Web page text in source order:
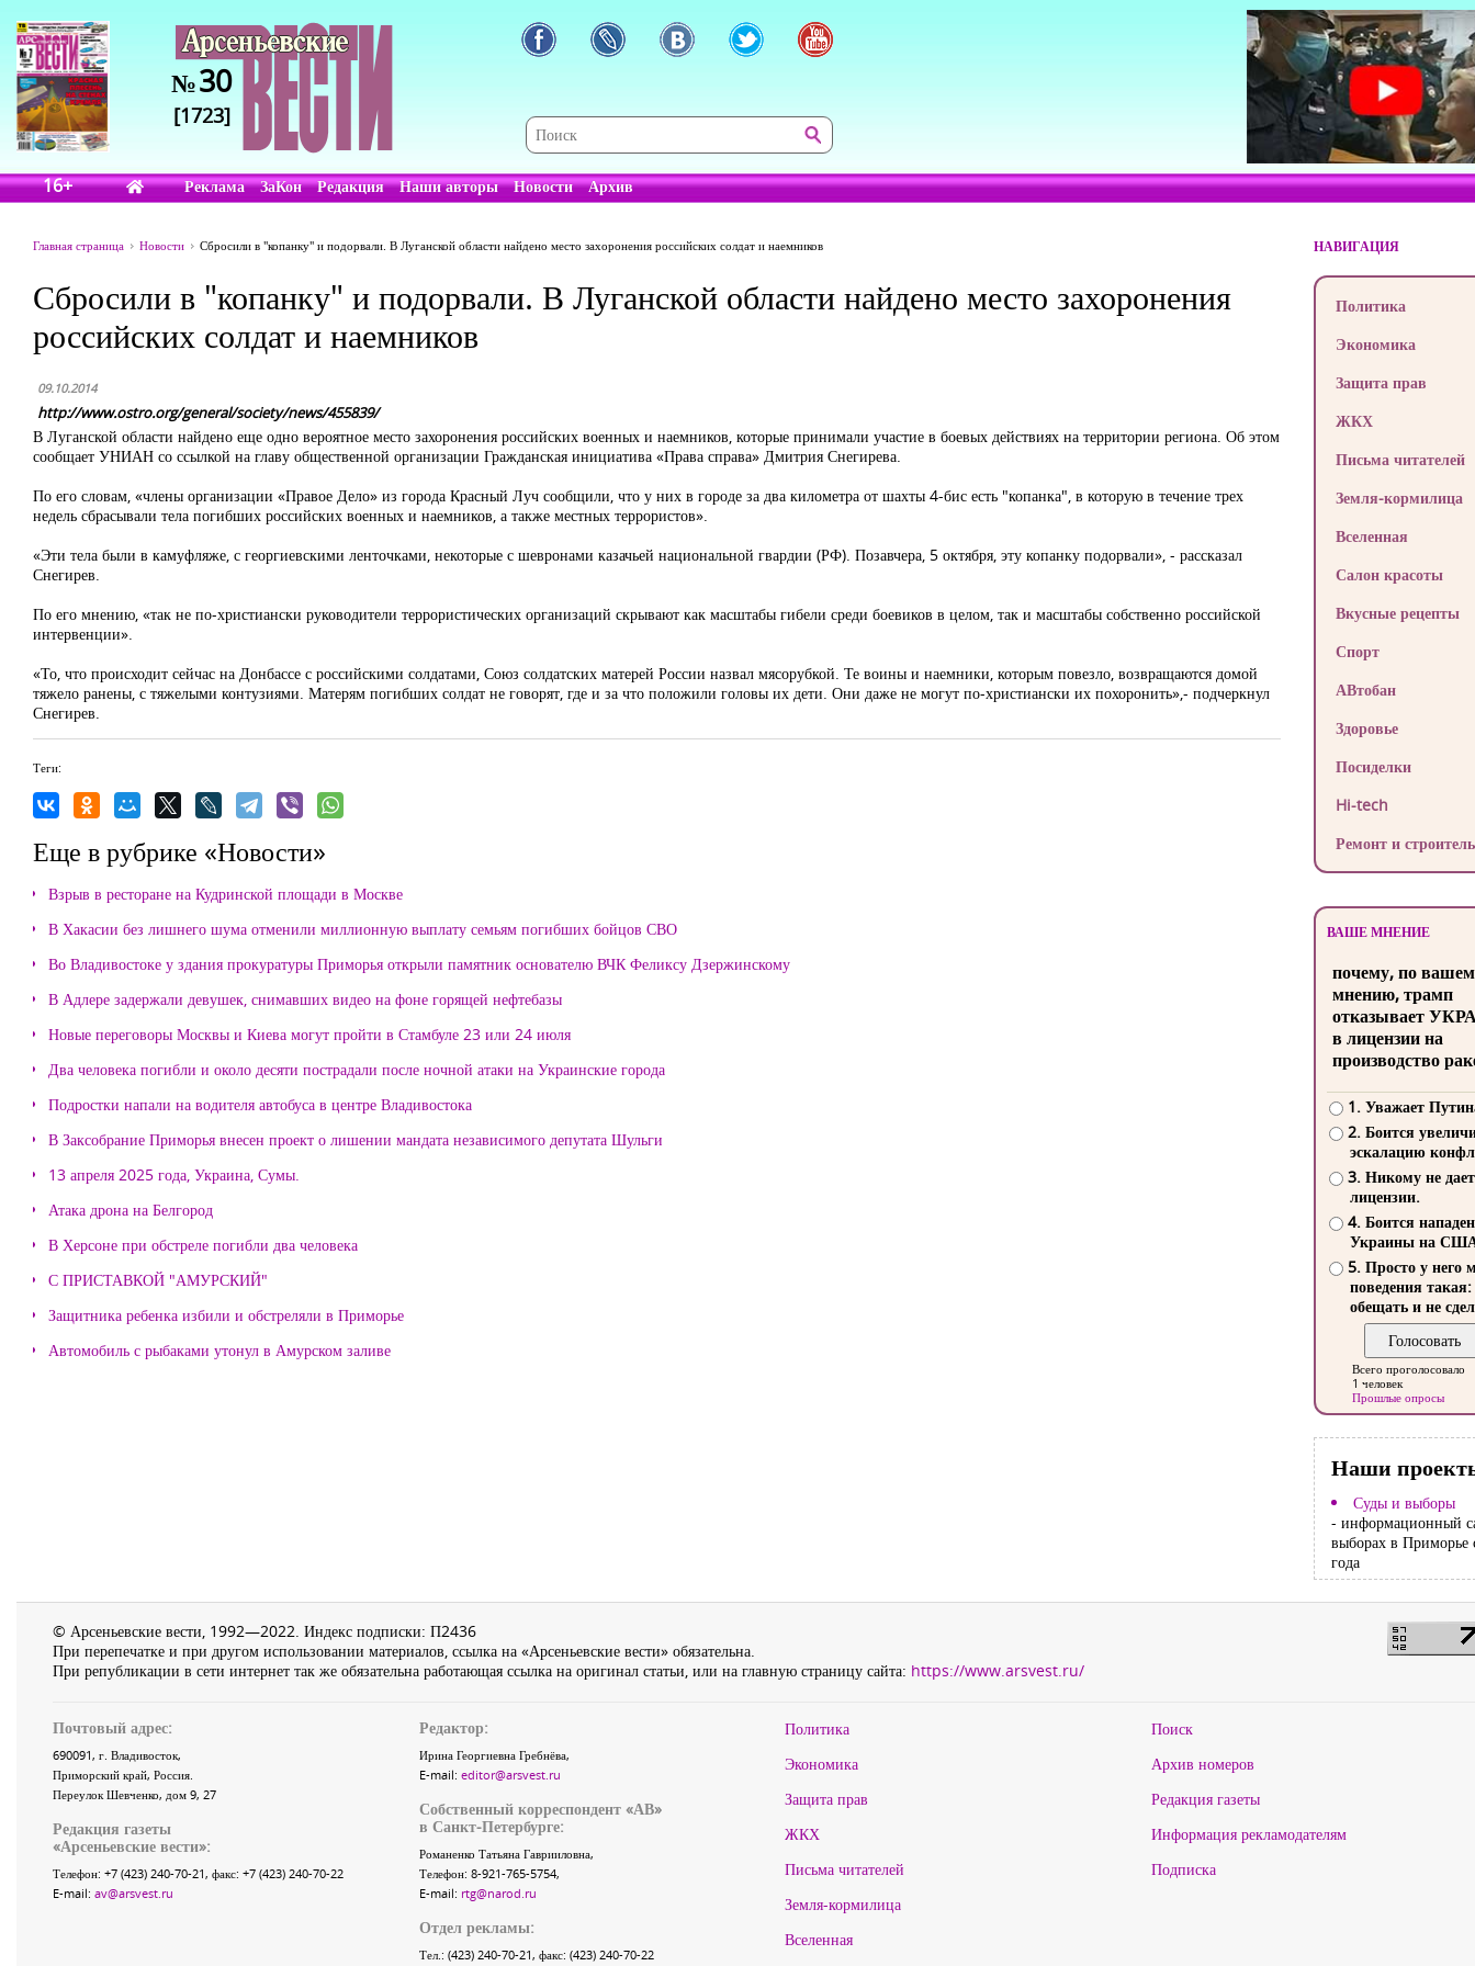
№30
[1723]
16+ Реклама ЗаКон Редакция Наши авторы Новости Архив
Главная страница Новости Сбросили в "копанку" и подорвали. В Луганской области найдено место захоронения российских солдат и наемников
Сбросили в "копанку" и подорвали. В Луганской области найдено место захоронения
российских солдат и наемников
09.10.2014
http://www.ostro.org/general/society/news/455839/
В Луганской области найдено еще одно вероятное место захоронения российских военных и наемников, которые принимали участие в боевых действиях на территории региона. Об этом
сообщает УНИАН со ссылкой на главу общественной организации Гражданская инициатива «Права справа» Дмитрия Снегирева.
По его словам, «члены организации «Правое Дело» из города Красный Луч сообщили, что у них в городе за два километра от шахты 4-бис есть "копанка", в которую в течение трех
недель сбрасывали тела погибших российских военных и наемников, а также местных террористов».
«Эти тела были в камуфляже, с георгиевскими ленточками, некоторые с шевронами казачьей национальной гвардии (РФ). Позавчера, 5 октября, эту копанку подорвали», - рассказал
Снегирев.
По его мнению, «так не по-христиански руководители террористических организаций скрывают как масштабы гибели среди боевиков в целом, так и масштабы собственно российской
интервенции».
«То, что происходит сейчас на Донбассе с российскими солдатами, Союз солдатских матерей России назвал мясорубкой. Те воины и наемники, которым повезло, возвращаются домой
тяжело ранены, с тяжелыми контузиями. Матерям погибших солдат не говорят, где и за что положили головы их дети. Они даже не могут по-христиански их похоронить»,- подчеркнул
Снегирев.
Теги:
Еще в рубрике «Новости»
Взрыв в ресторане на Кудринской площади в Москве
В Хакасии без лишнего шума отменили миллионную выплату семьям погибших бойцов СВО
Во Владивостоке у здания прокуратуры Приморья открыли памятник основателю ВЧК Феликсу Дзержинскому
В Адлере задержали девушек, снимавших видео на фоне горящей нефтебазы
Новые переговоры Москвы и Киева могут пройти в Стамбуле 23 или 24 июля
Два человека погибли и около десяти пострадали после ночной атаки на Украинские города
Подростки напали на водителя автобуса в центре Владивостока
В Заксобрание Приморья внесен проект о лишении мандата независимого депутата Шульги
13 апреля 2025 года, Украина, Сумы.
Атака дрона на Белгород
В Херсоне при обстреле погибли два человека
С ПРИСТАВКОЙ "АМУРСКИЙ"
Защитника ребенка избили и обстреляли в Приморье
Автомобиль с рыбаками утонул в Амурском заливе
НАВИГАЦИЯ
Политика
Экономика
Защита прав
ЖКХ
Письма читателей
Земля-кормилица
Вселенная
Салон красоты
Вкусные рецепты
Спорт
АВтобан
Здоровье
Посиделки
Hi-tech
Ремонт и
ВАШЕ МНЕНИЕ
почему, по
мнению, трамп
отказывает
в лицензии на
производство
1. Уважает
2. Боится
эскалацию
3. Никому не
лицензии.
4. Боится
Украины на
5. Просто у него
поведения такая:
обещать и не
Всего проголосовало
1 человек
Прошлые опросы
Наши
Суды и выборы
- информационный
выборах в Приморье
года
© Арсеньевские вести, 1992—2022. Индекс подписки: П2436
При перепечатке и при другом использовании материалов, ссылка на «Арсеньевские вести» обязательна.
При републикации в сети интернет так же обязательна работающая ссылка на оригинал статьи, или на главную страницу сайта: https://www.arsvest.ru/
Почтовый адрес:
690091, г. Владивосток,
Приморский край, Россия.
Переулок Шевченко, дом 9, 27
Редакция газеты
«Арсеньевские вести»:
Телефон: +7 (423) 240-70-21, факс: +7 (423) 240-70-22
E-mail: av@arsvest.ru
Редактор:
Ирина Георгиевна Гребнёва,
E-mail: editor@arsvest.ru
Собственный корреспондент «АВ»
в Санкт-Петербурге:
Романенко Татьяна Гаврииловна,
Телефон: 8-921-765-5754,
E-mail: rtg@narod.ru
Отдел рекламы:
Тел.: (423) 240-70-21, факс: (423) 240-70-22
Политика
Экономика
Защита прав
ЖКХ
Письма читателей
Земля-кормилица
Вселенная
Поиск
Архив номеров
Редакция газеты
Информация рекламодателям
Подписка